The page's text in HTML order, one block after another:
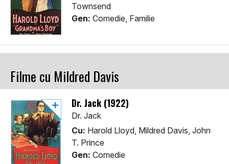
Townsend
Gen: Comedie, Familie
Filme cu Mildred Davis
Dr. Jack (1922)
Dr. Jack
Cu: Harold Lloyd, Mildred Davis, John
T. Prince
Gen: Comedie